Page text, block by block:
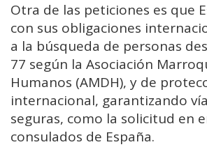
Otra de las peticiones es que
con sus obligaciones
a la búsqueda de personas
77 según la Asociación
Humanos (AMDH), y de
internacional, garantizando
seguras, como la solicitud en
consulados de España.